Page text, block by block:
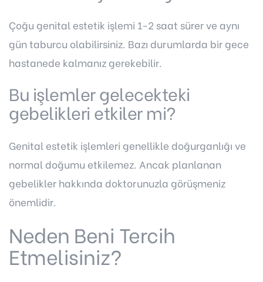
Çoğu genital estetik işlemi 1-2 saat sürer ve aynı
gün taburcu olabilirsiniz. Bazı durumlarda bir gece
hastanede kalmanız gerekebilir.
Bu işlemler gelecekteki
gebelikleri etkiler mi?
Genital estetik işlemleri genellikle doğurganlığı ve
normal doğumu etkilemez. Ancak planlanan
gebelikler hakkında doktorunuzla görüşmeniz
önemlidir.
Neden Beni Tercih
Etmelisiniz?